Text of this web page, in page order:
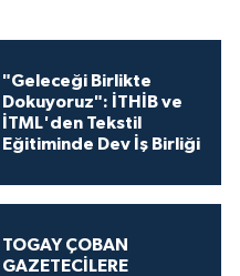
"Geleceği Birlikte
Dokuyoruz": İTHİB ve
İTML'den Tekstil
Eğitiminde Dev İş Birliği
TOGAY ÇOBAN
GAZETECİLERE